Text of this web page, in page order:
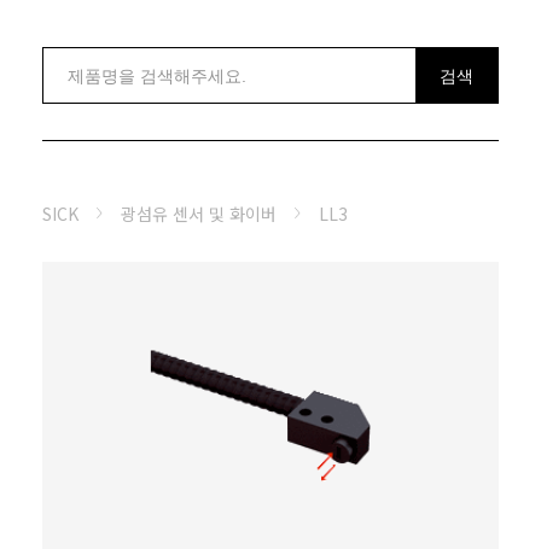
검색
SICK 광섬유 센서 및 화이버 LL3